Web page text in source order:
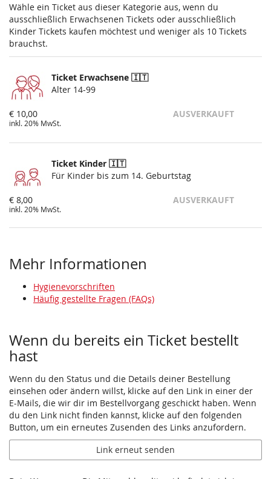
Wähle ein Ticket aus dieser Kategorie aus, wenn du
ausschließlich Erwachsenen Tickets oder ausschließlich
Kinder Tickets kaufen möchtest und weniger als 10 Tickets
brauchst.
Ticket Erwachsene 🇮🇹
Alter 14-99
€ 10,00
inkl. 20% MwSt.
AUSVERKAUFT
Ticket Kinder 🇮🇹
Für Kinder bis zum 14. Geburtstag
€ 8,00
inkl. 20% MwSt.
AUSVERKAUFT
Mehr Informationen
Hygienevorschriften
Häufig gestellte Fragen (FAQs)
Wenn du bereits ein Ticket bestellt
hast
Wenn du den Status und die Details deiner Bestellung
einsehen oder ändern willst, klicke auf den Link in einer der
E-Mails, die wir dir im Bestellvorgang geschickt haben. Wenn
du den Link nicht finden kannst, klicke auf den folgenden
Button, um ein erneutes Zusenden des Links anzufordern.
Link erneut senden